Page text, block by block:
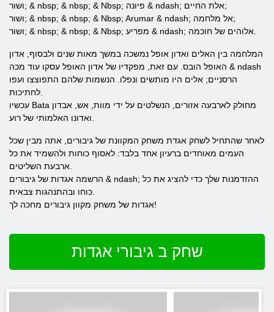
ושור; & nbsp; & nbsp; & Nbsp; פיונה & ndash; אלת החיים;
ושור; & nbsp; & nbsp; & Nbsp; Arumar & ndash; אל מלחמה;
המלחמה בין האלים ואדון אופל נמשכה במשך מאות שנים ולבסוף, אדון
האופל הובס. עם זאת, מפקדיו של אדון האופל עסקו עוד מכה & ndash
הרסניים; אלים היו מותשים ונפלו. הנשמות שלהם התפוצצו ועפו
עכשיו Bata מחולק לארבעה אזורים, הנשלטים על ידי מוות, אש, אבדון
לאחר שהתחיל לשחק אגדת משחק המקוונת של גיבורים, אתה מבין שכל
העמים מאוחדים ברעיון אחד בלבד: לאסוף כוחות ולהשמיד את כל
הרשמה אגדות של גיבורים & ndash; ההזדמנות שלך כדי להציג את כל
אגדות של משחק מקוון גיבורים מחכה לך!
שחק ב גיבורי אגדות